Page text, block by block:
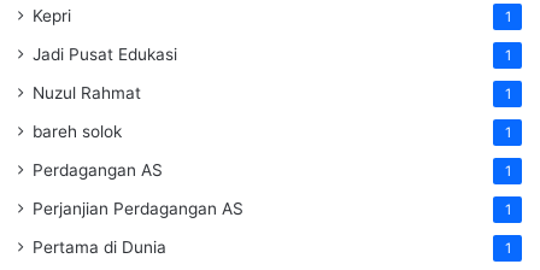
Kepri 1
Jadi Pusat Edukasi 1
Nuzul Rahmat 1
bareh solok 1
Perdagangan AS 1
Perjanjian Perdagangan AS 1
Pertama di Dunia 1